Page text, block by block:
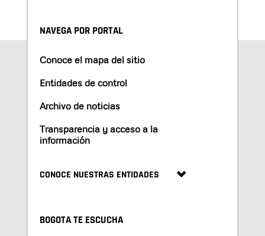
NAVEGA POR PORTAL
Conoce el mapa del sitio
Entidades de control
Archivo de noticias
Transparencia y acceso a la
información
CONOCE NUESTRAS ENTIDADES
BOGOTA TE ESCUCHA